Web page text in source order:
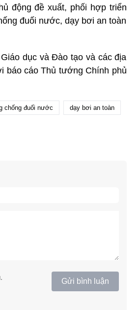
động đề xuất, phối hợp triển
đuối nước, dạy bơi an toàn
dục và Đào tạo và các địa
báo cáo Thủ tướng Chính phủ
chống đuối nước dạy bơi an toàn
Gửi bình luận